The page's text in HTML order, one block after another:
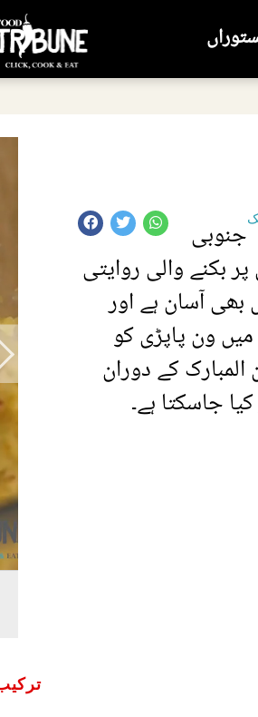
جنوبی
بکنے والی روایتی
آسان ہے اور
میں ون پاپڑی کو
کے دوران
جاسکتا ہے۔